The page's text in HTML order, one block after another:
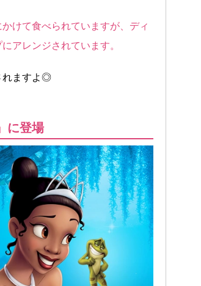
けて食べられていますが、ディ
アレンジされています。
れますよ◎
に登場